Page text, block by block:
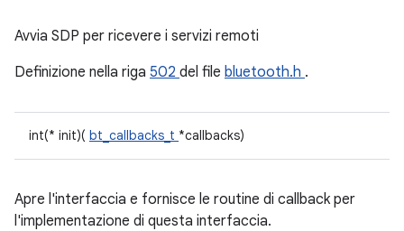
Avvia SDP per ricevere i servizi remoti
Definizione nella riga 502 del file bluetooth.h .
int(* init)( bt_callbacks_t *callbacks)
Apre l'interfaccia e fornisce le routine di callback per
l'implementazione di questa interfaccia.